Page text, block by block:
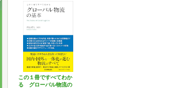
この１冊ですべてわか
る グローバル物流の